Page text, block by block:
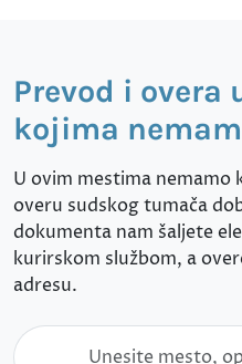
Prevod i overa
kojima
U ovim mestima nemamo
overu sudskog tumača
dokumenta nam šaljete
kurirskom službom, a
adresu.